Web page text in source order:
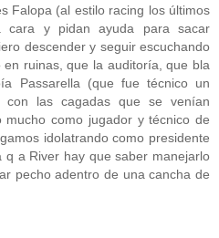
Falopa (al estilo racing los últimos
cara y pidan ayuda para sacar
descender y seguir escuchando
ruinas, que la auditoría, que bla
Passarella (que fue técnico un
las cagadas que se venían
mucho como jugador y técnico de
idolatrando como presidente
q a River hay que saber manejarlo
pecho adentro de una cancha de